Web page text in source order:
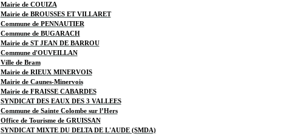
Mairie de COUIZA
Mairie de BROUSSES ET VILLARET
Commune de PENNAUTIER
Commune de BUGARACH
Mairie de ST JEAN DE BARROU
Commune d'OUVEILLAN
Ville de Bram
Mairie de RIEUX MINERVOIS
Mairie de Caunes-Minervois
Mairie de FRAISSE CABARDES
SYNDICAT DES EAUX DES 3 VALLEES
Commune de Sainte Colombe sur l’Hers
Office de Tourisme de GRUISSAN
SYNDICAT MIXTE DU DELTA DE L'AUDE (SMDA)